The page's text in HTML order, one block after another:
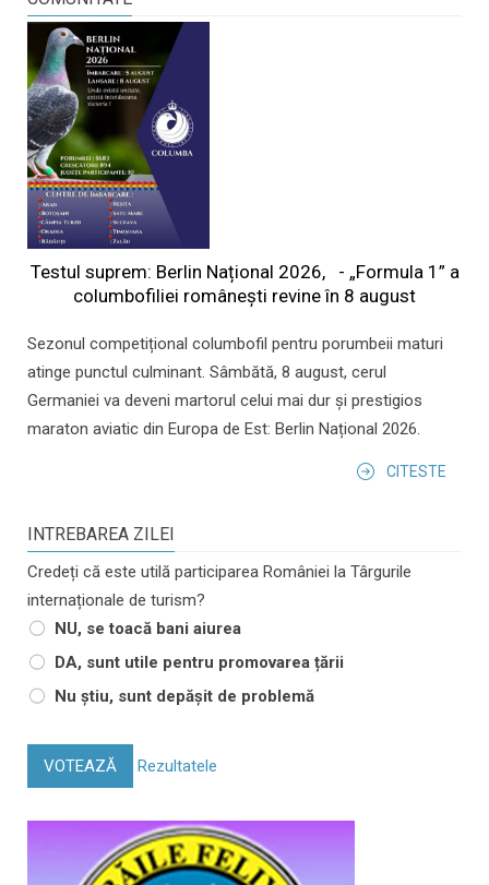
Testul suprem: Berlin Național 2026, - „Formula 1” a
columbofiliei româneşti revine în 8 august
Sezonul competițional columbofil pentru porumbeii maturi
atinge punctul culminant. Sâmbătă, 8 august, cerul
Germaniei va deveni martorul celui mai dur și prestigios
maraton aviatic din Europa de Est: Berlin Național 2026.
CITESTE
INTREBAREA ZILEI
Credeți că este utilă participarea României la Târgurile
internaționale de turism?
NU, se toacă bani aiurea
DA, sunt utile pentru promovarea țării
Nu știu, sunt depășit de problemă
VOTEAZĂ Rezultatele